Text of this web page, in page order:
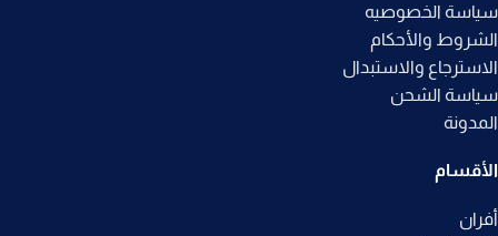
سياسة الخصوصيه
الشروط والأحكام
الاسترجاع والاستبدال
سياسة الشحن
المدونة
الأقسام
أفران